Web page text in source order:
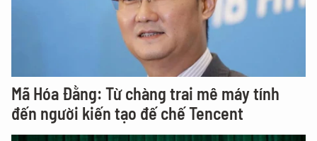
Mã Hóa Đằng: Từ chàng trai mê máy tính
đến người kiến tạo đế chế Tencent